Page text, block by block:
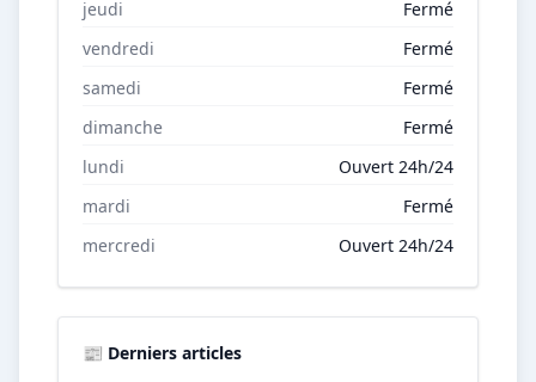
jeudi
Fermé
vendredi
Fermé
samedi
Fermé
dimanche
Fermé
lundi
Ouvert 24h/24
mardi
Fermé
mercredi
Ouvert 24h/24
📰 Derniers articles